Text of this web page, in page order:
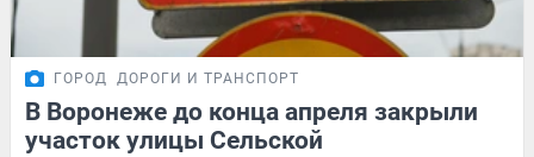
ГОРОД ДОРОГИ И ТРАНСПОРТ
В Воронеже до конца апреля закрыли
участок улицы Сельской